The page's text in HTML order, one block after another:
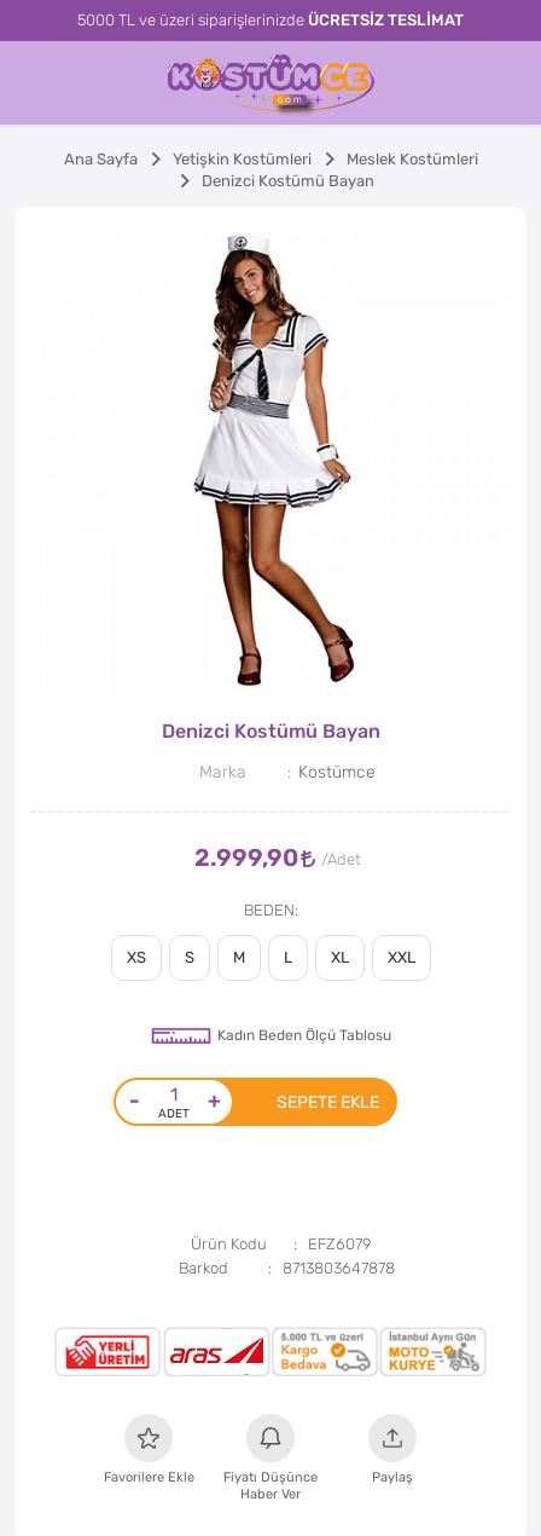
5000 TL ve üzeri siparişlerinizde ÜCRETSİZ TESLİMAT
Ana Sayfa Yetişkin Kostümleri
Meslek Kostümleri
Denizci Kostümü Bayan
Denizci Kostümü Bayan
Marka Kostümce
2.999,90
BEDEN
XS S M L XL XXL
Kadın Beden Ölçü Tablosu
- + SEPETE EKLE
Ürün Kodu
EFZ6079
Barkod
8713803647878
Favorilere Ekle
Fiyatı Düşünce
Haber Ver
Paylaş